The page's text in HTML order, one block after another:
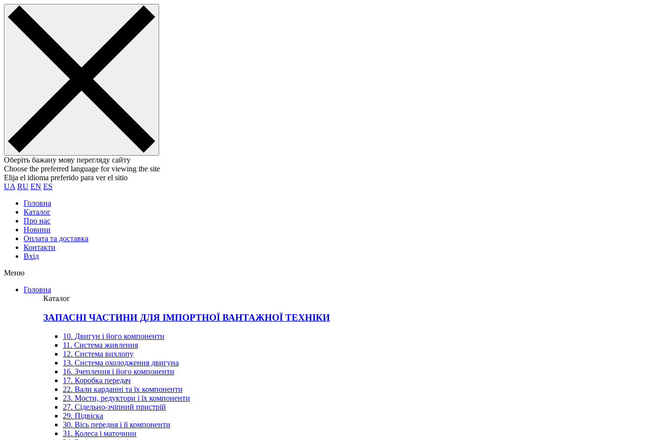
Оберіть бажану мову перегляду сайту
Choose the preferred language for viewing the site
Elija el idioma preferido para ver el sitio
UA RU EN ES
Головна
Каталог
Про нас
Новини
Оплата та доставка
Контакти
Вхiд
Меню
Головна
Каталог
ЗАПАСНІ ЧАСТИНИ ДЛЯ ІМПОРТНОЇ ВАНТАЖНОЇ ТЕХНІКИ
10. Двигун і його компоненти
11. Система живлення
12. Система вихлопу
13. Система охолодження двигуна
16. Зчеплення і його компоненти
17. Коробка передач
22. Вали карданні та їх компоненти
23. Мости, редуктори і їх компоненти
27. Сідельно-зчіпний пристрій
29. Підвіска
30. Вісь передня і її компоненти
31. Колеса і маточини